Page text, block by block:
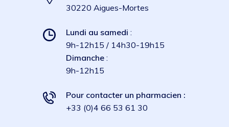
30220 Aigues-Mortes
Lundi au samedi :
9h-12h15 / 14h30-19h15
Dimanche :
9h-12h15
Pour contacter un pharmacien :
+33 (0)4 66 53 61 30